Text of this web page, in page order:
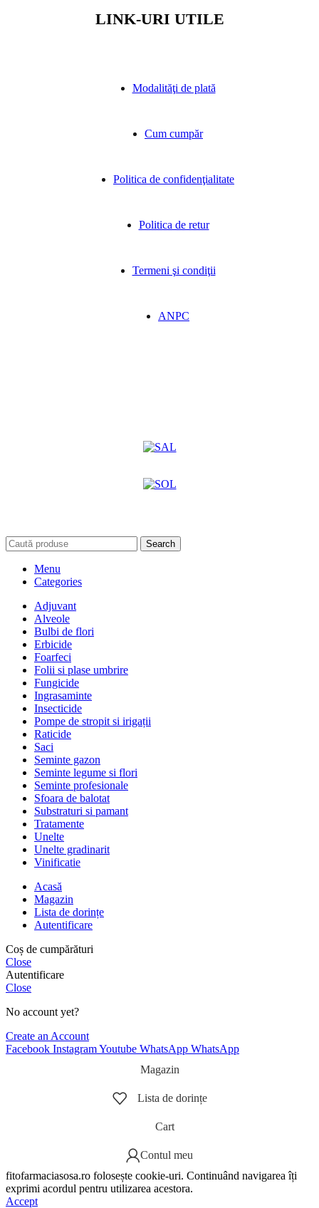
LINK-URI UTILE
Modalităţi de plată
Cum cumpăr
Politica de confidenţialitate
Politica de retur
Termeni şi condiţii
ANPC
Search
Menu
Categories
Adjuvant
Alveole
Bulbi de flori
Erbicide
Foarfeci
Folii si plase umbrire
Fungicide
Ingrasaminte
Insecticide
Pompe de stropit si irigații
Raticide
Saci
Seminte gazon
Seminte legume si flori
Seminte profesionale
Sfoara de balotat
Substraturi si pamant
Tratamente
Unelte
Unelte gradinarit
Vinificatie
Acasă
Magazin
Lista de dorințe
Autentificare
Coș de cumpărături
Close
Autentificare
Close
No account yet?
Create an Account
Facebook InstagramYoutube WhatsApp WhatsApp
Magazin
Lista de dorințe
Cart
Contul meu
fitofarmaciasosa.ro folosește cookie-uri. Continuând navigarea îți
exprimi acordul pentru utilizarea acestora.
Accept